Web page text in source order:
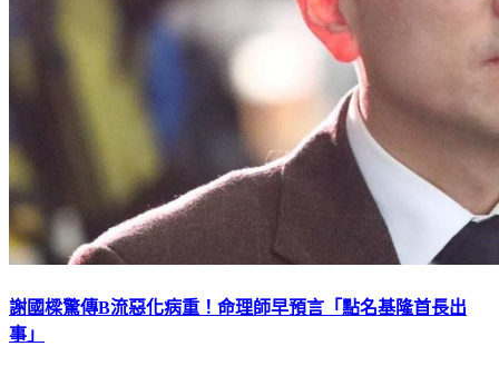
謝國樑驚傳B流惡化病重！命理師早預言「點名基隆首長出
事」